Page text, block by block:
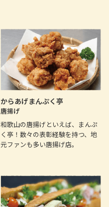
からあげまんぷく亭
唐揚げ
和歌山の唐揚げといえば、まんぷ
く亭！数々の表彰経験を持つ、地
元ファンも多い唐揚げ店。